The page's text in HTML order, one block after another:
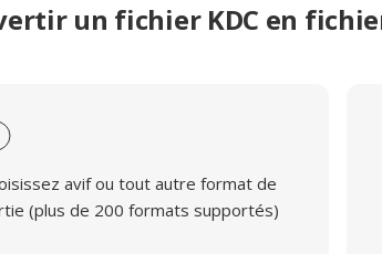
un fichier KDC en
avif ou tout autre format de
(plus de 200 formats supportés)